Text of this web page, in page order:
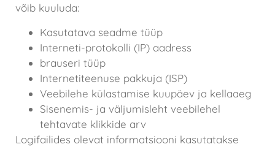
võib kuuluda:
Kasutatava seadme tüüp
Interneti-protokolli (IP) aadress
brauseri tüüp
Internetiteenuse pakkuja (ISP)
Veebilehe külastamise kuupäev ja kellaaeg
Sisenemis- ja väljumisleht veebilehel
tehtavate klikkide arv
Logifailides olevat informatsiooni kasutatakse